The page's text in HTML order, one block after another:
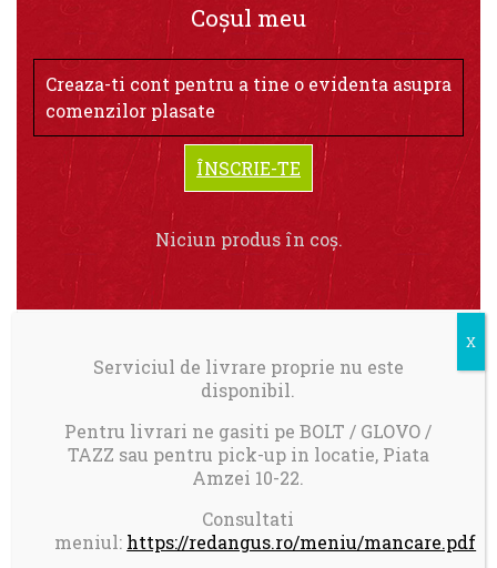
Coșul meu
Creaza-ti cont pentru a tine o evidenta asupra
comenzilor plasate
ÎNSCRIE-TE
Niciun produs în coș.
Livrare in Bucuresti.
Comanda minima: 100 ron
Taxa transport 17 ron pentru comenzi mai
mici de 150 ron
Program comenzi:
Serviciul de livrare proprie nu este
disponibil.
Pentru livrari ne gasiti pe BOLT / GLOVO /
TAZZ sau pentru pick-up in locatie, Piata
Amzei 10-22.
Consultati
meniul: https://redangus.ro/meniu/mancare.pdf